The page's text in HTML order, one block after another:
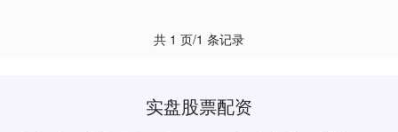
共 1 页/1 条记录
实盘股票配资